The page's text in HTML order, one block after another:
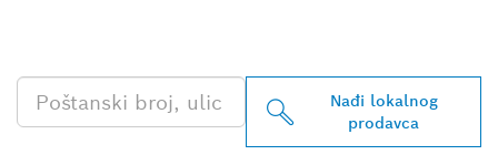
Nađi lokalnog
prodavca